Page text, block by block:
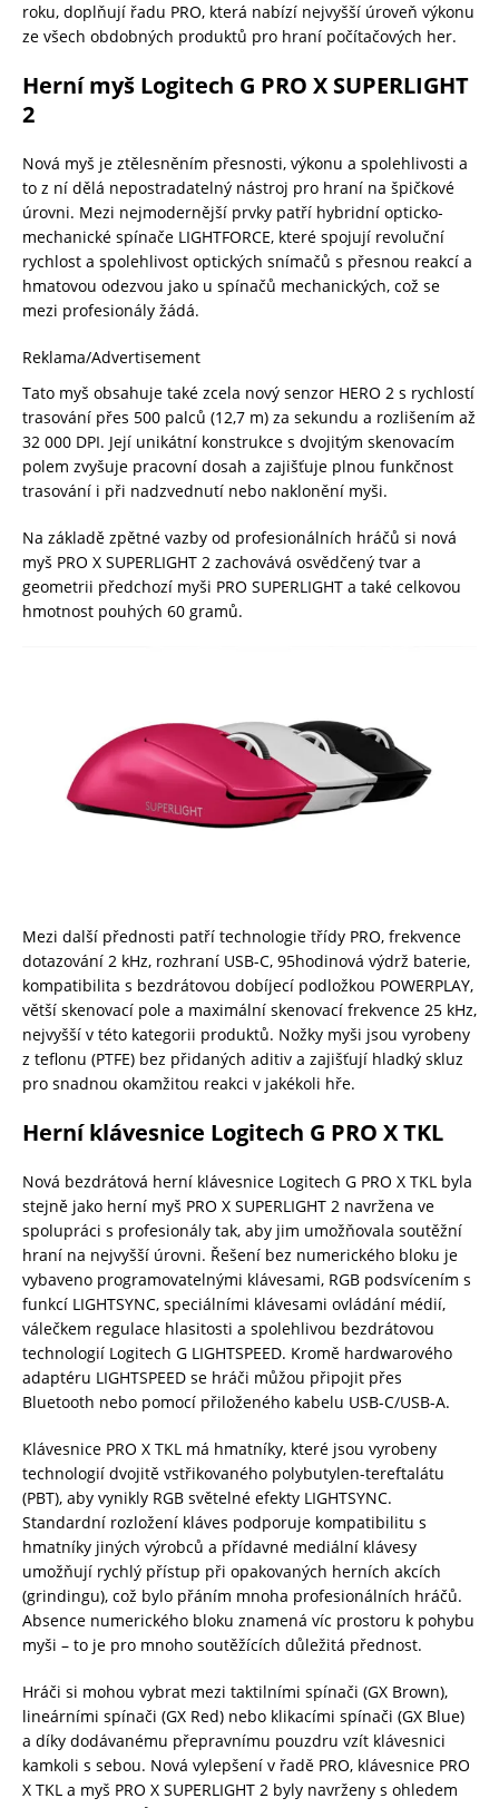
roku, doplňují řadu PRO, která nabízí nejvyšší úroveň výkonu
ze všech obdobných produktů pro hraní počítačových her.
Herní myš Logitech G PRO X SUPERLIGHT
2
Nová myš je ztělesněním přesnosti, výkonu a spolehlivosti a
to z ní dělá nepostradatelný nástroj pro hraní na špičkové
úrovni. Mezi nejmodernější prvky patří hybridní opticko-
mechanické spínače LIGHTFORCE, které spojují revoluční
rychlost a spolehlivost optických snímačů s přesnou reakcí a
hmatovou odezvou jako u spínačů mechanických, což se
mezi profesionály žádá.
Reklama/Advertisement
Tato myš obsahuje také zcela nový senzor HERO 2 s rychlostí
trasování přes 500 palců (12,7 m) za sekundu a rozlišením až
32 000 DPI. Její unikátní konstrukce s dvojitým skenovacím
polem zvyšuje pracovní dosah a zajišťuje plnou funkčnost
trasování i při nadzvednutí nebo naklonění myši.
Na základě zpětné vazby od profesionálních hráčů si nová
myš PRO X SUPERLIGHT 2 zachovává osvědčený tvar a
geometrii předchozí myši PRO SUPERLIGHT a také celkovou
hmotnost pouhých 60 gramů.
Mezi další přednosti patří technologie třídy PRO, frekvence
dotazování 2 kHz, rozhraní USB-C, 95hodinová výdrž baterie,
kompatibilita s bezdrátovou dobíjecí podložkou POWERPLAY,
větší skenovací pole a maximální skenovací frekvence 25 kHz,
nejvyšší v této kategorii produktů. Nožky myši jsou vyrobeny
z teflonu (PTFE) bez přidaných aditiv a zajišťují hladký skluz
pro snadnou okamžitou reakci v jakékoli hře.
Herní klávesnice Logitech G PRO X TKL
Nová bezdrátová herní klávesnice Logitech G PRO X TKL byla
stejně jako herní myš PRO X SUPERLIGHT 2 navržena ve
spolupráci s profesionály tak, aby jim umožňovala soutěžní
hraní na nejvyšší úrovni. Řešení bez numerického bloku je
vybaveno programovatelnými klávesami, RGB podsvícením s
funkcí LIGHTSYNC, speciálními klávesami ovládání médií,
válečkem regulace hlasitosti a spolehlivou bezdrátovou
technologií Logitech G LIGHTSPEED. Kromě hardwarového
adaptéru LIGHTSPEED se hráči můžou připojit přes
Bluetooth nebo pomocí přiloženého kabelu USB-C/USB-A.
Klávesnice PRO X TKL má hmatníky, které jsou vyrobeny
technologií dvojitě vstřikovaného polybutylen-tereftalátu
(PBT), aby vynikly RGB světelné efekty LIGHTSYNC.
Standardní rozložení kláves podporuje kompatibilitu s
hmatníky jiných výrobců a přídavné mediální klávesy
umožňují rychlý přístup při opakovaných herních akcích
(grindingu), což bylo přáním mnoha profesionálních hráčů.
Absence numerického bloku znamená víc prostoru k pohybu
myši – to je pro mnoho soutěžících důležitá přednost.
Hráči si mohou vybrat mezi taktilními spínači (GX Brown),
lineárními spínači (GX Red) nebo klikacími spínači (GX Blue)
a díky dodávanému přepravnímu pouzdru vzít klávesnici
kamkoli s sebou. Nová vylepšení v řadě PRO, klávesnice PRO
X TKL a myš PRO X SUPERLIGHT 2 byly navrženy s ohledem